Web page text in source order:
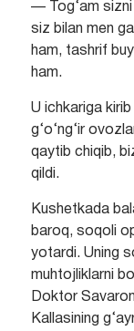
— Tog‘am sizni
siz bilan men
ham, tashrif
ham.
U ichkariga kirib
g‘o‘ng‘ir
qaytib chiqib,
qildi.
Kushetkada
baroq, soqoli
yotardi. Uning
muhtojliklarni
Doktor
Kallasining